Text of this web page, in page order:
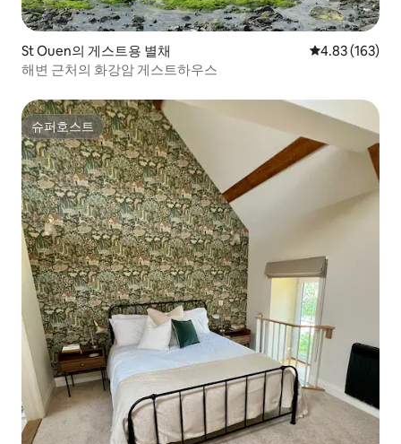
St Ouen의 게스트용 별채 평점 4.83점(5
4.83 (163)
해변 근처의 화강암 게스트하우스
슈퍼호스트
슈퍼호스트